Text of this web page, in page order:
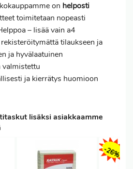
on helposti
toimitetaan nopeasti
– lisää vain a4
tilaukseen ja
ja hyvälaatuinen
ja kierrätys huomioon
lisäksi asiakkaamme
-26%